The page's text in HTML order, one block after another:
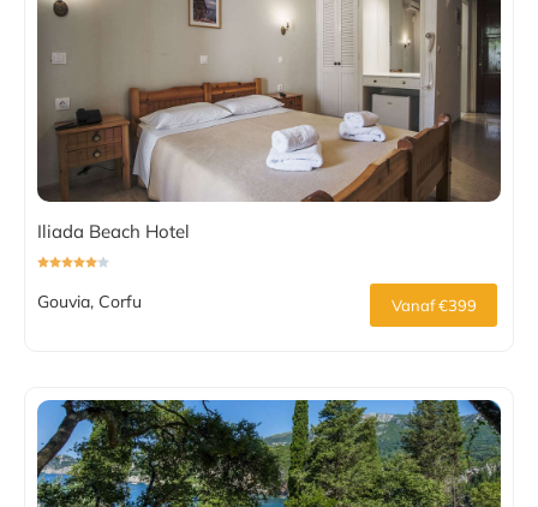
Iliada Beach Hotel
Gouvia, Corfu Vanaf €399